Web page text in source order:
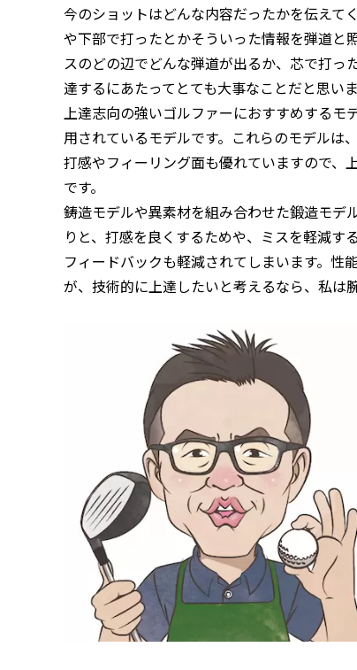
今のショットはどんな内容だったかを伝えて
や下部で打ったとかそういった情報を弾道と
スのどの辺でどんな弾道が出るか、芯で打っ
達するにあたってとても大事なことだと思いま
上達志向の強いゴルファーにおすすめするモ
用されているモデルです。これらのモデルは
打感やフィーリング面も優れていますので、
です。
鋳造モデルや異素材を組み合わせた鍛造モデ
りと、打感を良くするためや、ミスを軽減
フィードバックも軽減されてしまいます。性
が、技術的に上達したいと考えるなら、私は